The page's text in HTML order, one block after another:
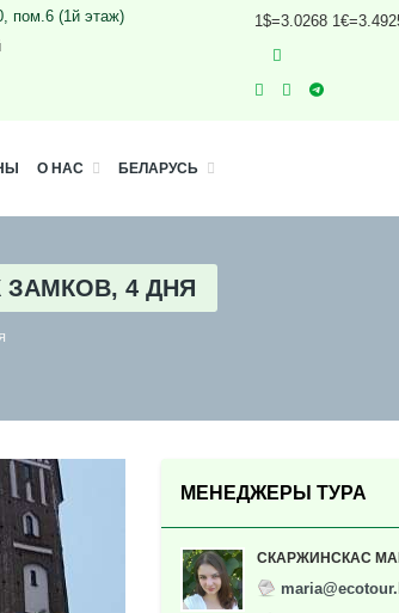
пом.6 (1й этаж)
1$=3.0268
О НАС БЕЛАРУСЬ
4 ДНЯ
МЕНЕДЖЕРЫ ТУРА
СКАРЖИНСКАС